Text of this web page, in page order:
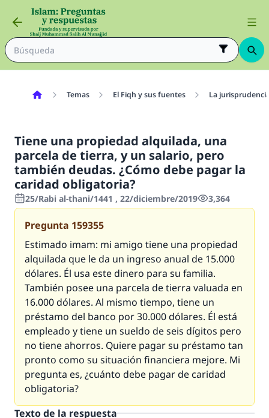
Temas El Fiqh y sus fuentes La
Tiene una propiedad alquilada, una
parcela de tierra, y un salario, pero
también deudas. ¿Cómo debe pagar la
caridad obligatoria?
25/Rabi al-thani/1441 , 22/diciembre/2019 3,364
Pregunta 159355
Estimado imam: mi amigo tiene una propiedad
alquilada que le da un ingreso anual de 15.000
dólares. Él usa este dinero para su familia.
También posee una parcela de tierra valuada en
16.000 dólares. Al mismo tiempo, tiene un
préstamo del banco por 30.000 dólares. Él está
empleado y tiene un sueldo de seis dígitos pero
no tiene ahorros. Quiere pagar su préstamo tan
pronto como su situación financiera mejore. Mi
pregunta es, ¿cuánto debe pagar de caridad
obligatoria?
Texto de la respuesta